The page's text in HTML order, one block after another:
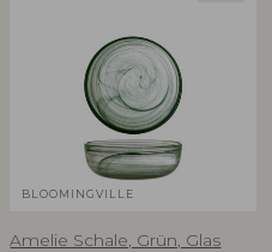
BLOOMINGVILLE
Amelie Schale, Grün, Glas